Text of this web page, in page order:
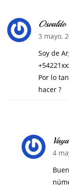
Osvaldo
3 mayo,
Soy de
Por lo
hacer ?
4